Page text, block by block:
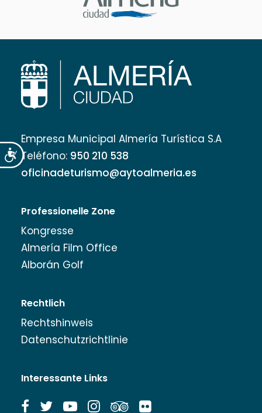
Accesibilidad
Empresa Municipal Almería Turística S.A
Teléfono: 950 210 538
oficinadeturismo@aytoalmeria.es
Professionelle Zone
Kongresse
Almería Film Office
Alborán Golf
Rechtlich
Rechtshinweis
Datenschutzrichtlinie
Interessante Links